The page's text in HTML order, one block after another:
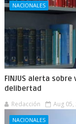
NACIONALES
FINJUS alerta
delibertad
Redacción Aug 05,
NACIONALES